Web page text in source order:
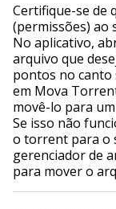
Certifique-se de
(permissões) ao
No aplicativo,
arquivo que
pontos no
em Mova
movê-lo para
Se isso não
o torrent para o
gerenciador de
para mover o